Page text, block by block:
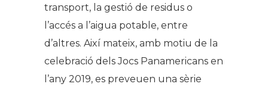
transport, la gestió de residus o
l’accés a l’aigua potable, entre
d’altres. Així mateix, amb motiu de la
celebració dels Jocs Panamericans en
l’any 2019, es preveuen una sèrie